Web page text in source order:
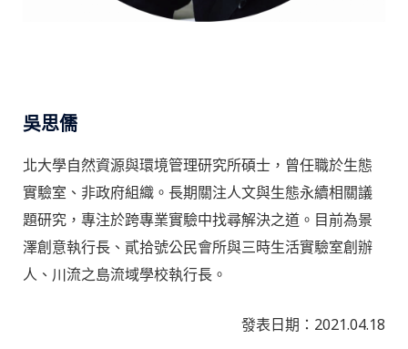
吳思儒
北大學自然資源與環境管理研究所碩士，曾任職於生態
實驗室、非政府組織。長期關注人文與生態永續相關議
題研究，專注於跨專業實驗中找尋解決之道。目前為景
澤創意執行長、貳拾號公民會所與三時生活實驗室創辦
人、川流之島流域學校執行長。
發表日期：2021.04.18